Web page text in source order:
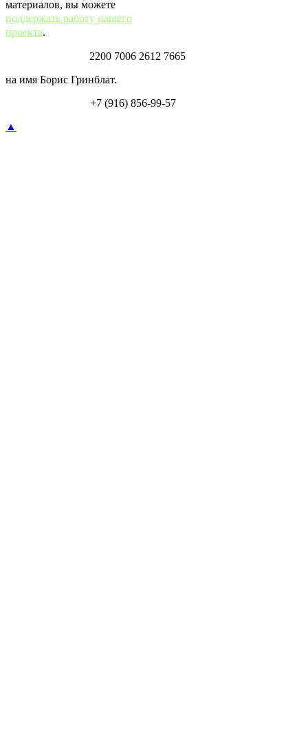
материалов, вы можете
поддержать работу нашего
проекта.
2200 7006 2612 7665
на имя Борис Гринблат.
+7 (916) 856-99-57
▲